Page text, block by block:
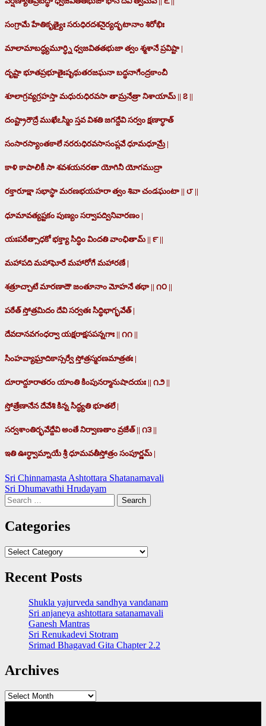
సంగ్రామే హేతికృత్యైః సరుధిరదశనైర్యద్భటానాం శిరోభిః
మాలామాబద్ధ్యమూర్ధ్ని ధ్వజవితతభుజా త్వం శ్మశానే ప్రవిష్టా |
దృష్టా భూతప్రభూతైఃపృథుతరజఘనా బద్ధనాగేంద్రకాంచీ
శూలాగ్రవ్యగ్రహస్తా మధురుధిరవసా తామ్రనేత్రా నిశాయామ్ || ౭ ||
దంష్ట్రారౌద్రే ముఖేఽస్మిం స్తవ విశతి జగద్దేవి సర్వం క్షణార్ధాత్
సంసారస్యాంతకాలే నరరుధిరవసాసంప్లవే ధూమధూమ్రే |
కాళి కాపాలికీ సా శవశయనరతా యోగినీ యోగముద్రా
రక్తారూక్షా సభాస్థా మరణభయహరా త్వం శివా చండఘంటా || ౮ ||
ధూమావత్యష్టకం పుణ్యం సర్వాపద్వినివారణం |
యఃపఠేత్సాధకో భక్త్యా సిద్ధిం విందతి వాంఛితామ్ || ౯ ||
మహాపది మహాఘోరే మహారోగే మహారణే |
శత్రూచ్చాటే మారణాదౌ జంతూనాం మోహనే తథా || ౧౦ ||
పఠేత్ స్తోత్రమిదం దేవి సర్వతః సిద్ధిభాగ్భవేత్ |
దేవదానవగంధర్వా యక్షరాక్షసపన్నగాః || ౧౧ ||
సింహవ్యాఘ్రాదికాస్సర్వే స్తోత్రస్మరణమాత్రతః |
దూరాద్దూరాతరం యాంతి కింపునర్మానుషాదయః || ౧౨ ||
స్తోత్రేణానేన దేవేశి కిన్న సిద్ధ్యతి భూతలే |
సర్వశాంతిర్భవేద్దేవి అంతే నిర్వాణతాం వ్రజేత్ || ౧౩ ||
ఇతి ఊర్ధ్వామ్నాయే శ్రీ ధూమవతీస్తోత్రం సంపూర్ణమ్ |
Post
navigation
Sri Chinnamasta Ashtottara Shatanamavali
Sri Dhumavathi Hrudayam
Search
for:
Categories
Categories
Recent Posts
Shukla yajurveda sandhya vandanam
Sri anjaneya ashtottara satanamavali
Ganesh Mantras
Sri Renukadevi Stotram
Srimad Bhagavad Gita Chapter 2.2
Archives
Archives